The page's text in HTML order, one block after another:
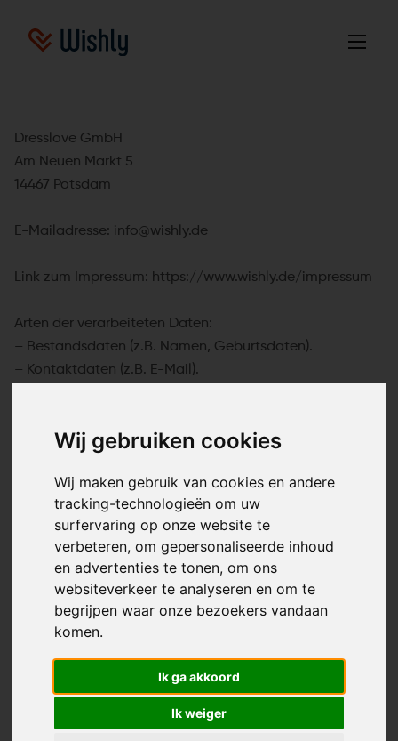
Wij gebruiken cookies
Wij maken gebruik van cookies en andere
tracking-technologieën om uw
surfervaring op onze website te
verbeteren, om gepersonaliseerde inhoud
en advertenties te tonen, om ons
websiteverkeer te analyseren en om te
begrijpen waar onze bezoekers vandaan
komen.
Ik ga akkoord
Ik weiger
Dresslove GmbH
Am Neuen Markt 5
14467 Potsdam
E-Mailadresse: info@wishly.de
Link zum Impressum: https://www.wishly.de/impressum
Arten der verarbeiteten Daten:
– Bestandsdaten (z.B. Namen, Geburtsdaten).
– Kontaktdaten (z.B. E-Mail).
Inhalten, Zugriffszeiten).
Informationen).
Kategorien betroffener Personen
Besucher und Nutzer des Onlineangebotes
(Nachfolgend bezeichnen wir die betroffenen Personen
zusammenfassend auch als „Nutzer“).
– Zurverfügungstellung des Onlineangebotes, seiner
Funktionen und Inhalte
– Beantwortung von Kontaktanfragen und